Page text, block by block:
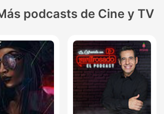
podcasts de Cine y TV